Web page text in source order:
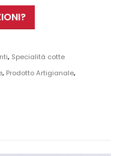
, Specialità cotte
, Prodotto Artigianale,